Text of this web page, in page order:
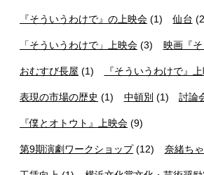
『そういうわけで』の上映会 (1) 仙台
「そういうわけで」上映会 (3) 映画『そ
おむすび長屋 (1) 『そういうわけで』
表現の市場の歴史 (1) 中頓別 (1) 討論
『僕とオトウト』上映会 (9)
第9期演劇ワークショップ(12) 奈緒ち